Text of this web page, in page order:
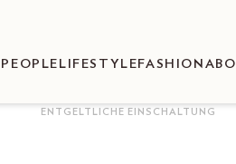
PEOPLE LIFESTYLEFASHION ABO
ENTGELTLICHE EINSCHALTUNG